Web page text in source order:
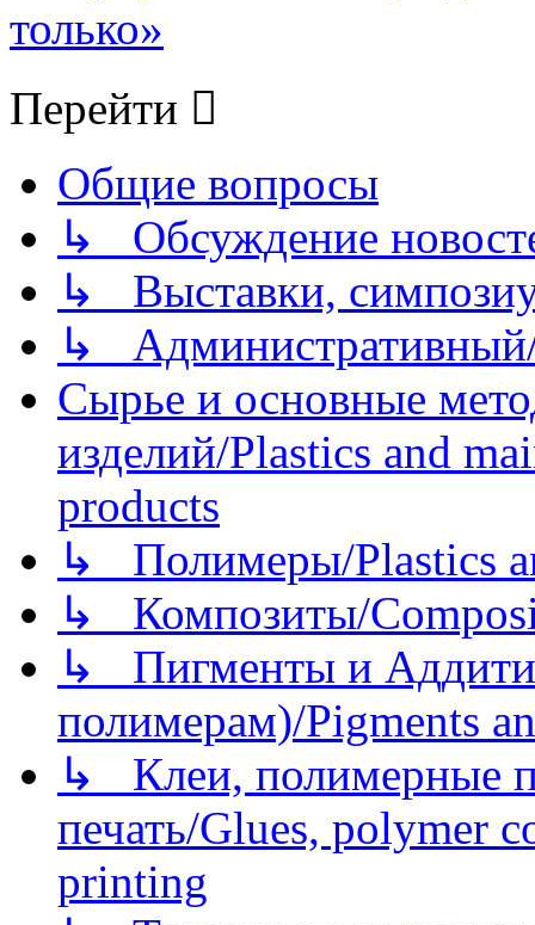
только»
Перейти
Общие вопросы
↳ Обсуждение
↳ Выставки,
↳
Сырье и основные
изделий/Plastics and
products
↳ Полимеры/Plastics
↳ Композиты/
↳ Пигменты и
полимерам)/Pigments
↳ Клеи, полимерные
печать/Glues, polymer
printing